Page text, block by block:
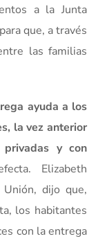
a la Junta
que, a través
las familias
ayuda a los
la vez anterior
y con
Elizabeth
dijo que,
los habitantes
con la entrega